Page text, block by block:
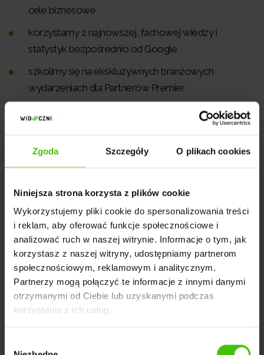
Zgoda Szczegóły O plikach cookies
Niniejsza strona korzysta z plików cookie
Wykorzystujemy pliki cookie do spersonalizowania treści
i reklam, aby oferować funkcje społecznościowe i
analizować ruch w naszej witrynie. Informacje o tym, jak
korzystasz z naszej witryny, udostępniamy partnerom
społecznościowym, reklamowym i analitycznym.
Partnerzy mogą połączyć te informacje z innymi danymi
otrzymanymi od Ciebie lub uzyskanymi podczas
korzystania z ich usług.
cele biznesowe
korzystamy z najnowszej, fachowej wiedzy i
statystyk bezpośrednio od Google
szkolimy się na ekskluzywnych branżowych
wydarzeniach dla Partnerów Premier
mamy aktualne certyfikaty Google, które
potwierdzają zaawansowaną wiedzę z zakresu
internetowej
Złóż zapytanie i rozpocznij skuteczną kampanię
Google Ads z czołowymi ekspertami PPC w Polsce.
Zobacz więcej na temat Statusu Google Premier
WYŚLIJ ZAPYTANIE